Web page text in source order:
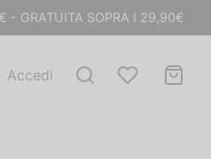
- GRATUITA SOPRA I 29,90€
Accedi